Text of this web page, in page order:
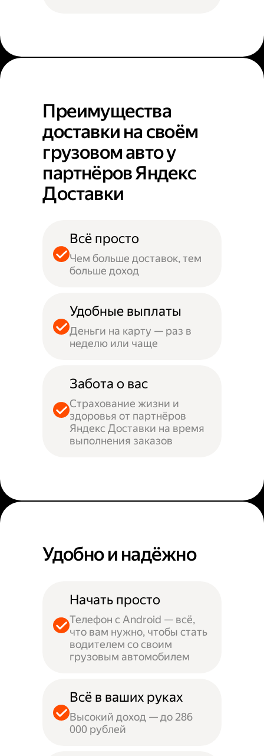
Преимущества
доставки на своём
грузовом авто у
партнёров Яндекс
Доставки
Всё просто
Чем больше доставок, тем
больше доход
Удобные выплаты
Деньги на карту — раз в
неделю или чаще
Забота о вас
Страхование жизни и
здоровья от партнёров
Яндекс Доставки на время
выполнения заказов
Удобно и надёжно
Начать просто
Телефон с Android — всё,
что вам нужно, чтобы стать
водителем со своим
грузовым автомобилем
Всё в ваших руках
Высокий доход — до 286
000 рублей